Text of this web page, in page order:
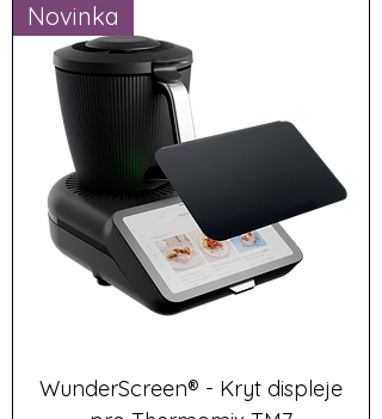
Novinka
WunderScreen® - Kryt displeje